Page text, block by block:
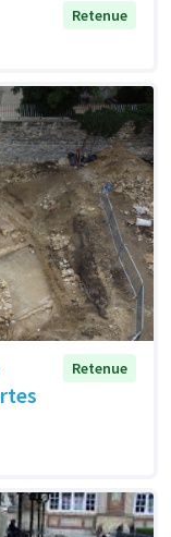
Retenue
Retenue